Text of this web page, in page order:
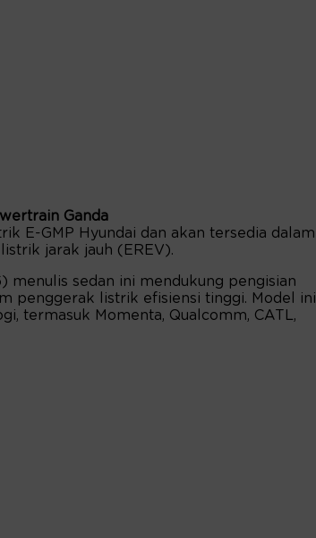
Ganda
E-GMP Hyundai dan akan tersedia dalam
jarak jauh (EREV).
menulis sedan ini mendukung pengisian
penggerak listrik efisiensi tinggi. Model ini
termasuk Momenta, Qualcomm, CATL,